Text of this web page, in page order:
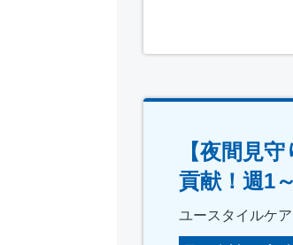
【夜間見
貢献！週1
ユースタイルケ